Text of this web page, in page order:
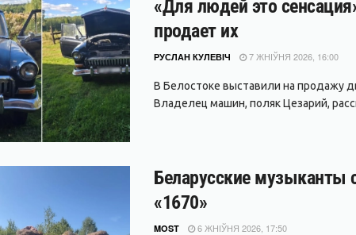
«Для людей это
продает их
РУСЛАН КУЛЕВІЧ 7 ЖНІЎНЯ 2026, 16:00
В Белостоке выставили на продажу
Владелец машин, поляк Цезарий,
Беларусские музыканты
«1670»
MOST 6 ЖНІЎНЯ 2026, 17:50